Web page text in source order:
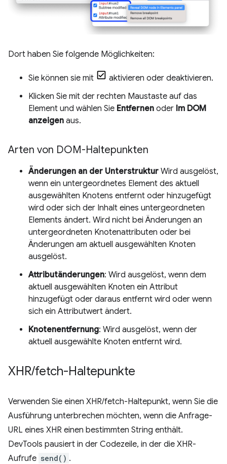
Dort haben Sie folgende Möglichkeiten:
Sie können sie mit
aktivieren oder deaktivieren.
Klicken Sie mit der rechten Maustaste auf das
Element und wählen Sie Entfernen oder Im DOM
anzeigen aus.
Arten von DOM-Haltepunkten
Änderungen an der Unterstruktur Wird ausgelöst,
wenn ein untergeordnetes Element des aktuell
ausgewählten Knotens entfernt oder hinzugefügt
wird oder sich der Inhalt eines untergeordneten
Elements ändert. Wird nicht bei Änderungen an
untergeordneten Knotenattributen oder bei
Änderungen am aktuell ausgewählten Knoten
ausgelöst.
Attributänderungen: Wird ausgelöst, wenn dem
aktuell ausgewählten Knoten ein Attribut
hinzugefügt oder daraus entfernt wird oder wenn
sich ein Attributwert ändert.
Knotenentfernung: Wird ausgelöst, wenn der
aktuell ausgewählte Knoten entfernt wird.
XHR/fetch-Haltepunkte
Verwenden Sie einen XHR/fetch-Haltepunkt, wenn Sie die
Ausführung unterbrechen möchten, wenn die Anfrage-
URL eines XHR einen bestimmten String enthält.
DevTools pausiert in der Codezeile, in der die XHR-
Aufrufe send() .